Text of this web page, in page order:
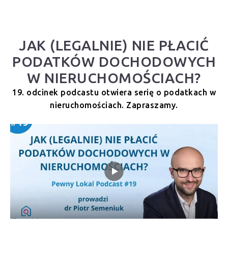
JAK (LEGALNIE) NIE PŁACIĆ
PODATKÓW DOCHODOWYCH
W NIERUCHOMOŚCIACH?
19. odcinek podcastu otwiera serię o podatkach w
nieruchomościach. Zapraszamy.